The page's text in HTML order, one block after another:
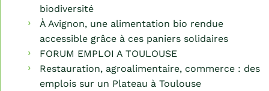
biodiversité
À Avignon, une alimentation bio rendue
accessible grâce à ces paniers solidaires
FORUM EMPLOI A TOULOUSE
Restauration, agroalimentaire, commerce : des
emplois sur un Plateau à Toulouse